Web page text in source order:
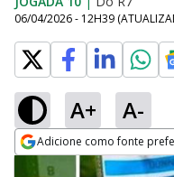
06/04/2026 - 12H39
A+ A-
Adicione como fonte
Opens in new window